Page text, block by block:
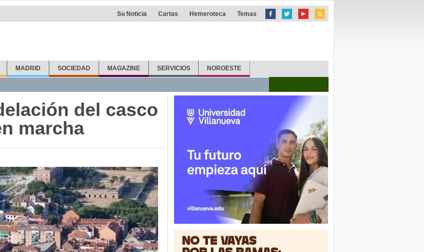
Su Noticia Cartas Hemeroteca Temas
MADRID SOCIEDAD MAGAZINE SERVICIOS NOROESTE
del casco
marcha